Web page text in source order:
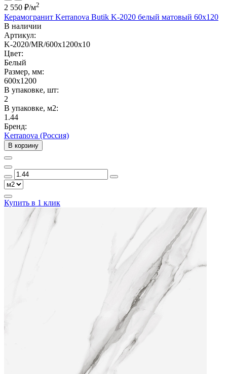
2 550 ₽/м2
Керамогранит Kerranova Butik K-2020 белый матовый 60x120
В наличии
Артикул:
K-2020/MR/600x1200x10
Цвет:
Белый
Размер, мм:
600x1200
В упаковке, шт:
2
В упаковке, м2:
1.44
Бренд:
Kerranova (Россия)
В корзину
Купить в 1 клик